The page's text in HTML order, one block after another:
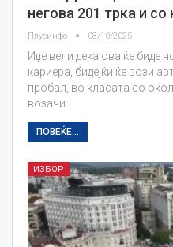
негова 201 трка и
Плусинфо 08/10/2025
Иџе вели дека ова ќе биде
кариера, бидејќи ќе вози
пробал, во класата со
возачи.
ПОВЕЌЕ...
ИЗБОР